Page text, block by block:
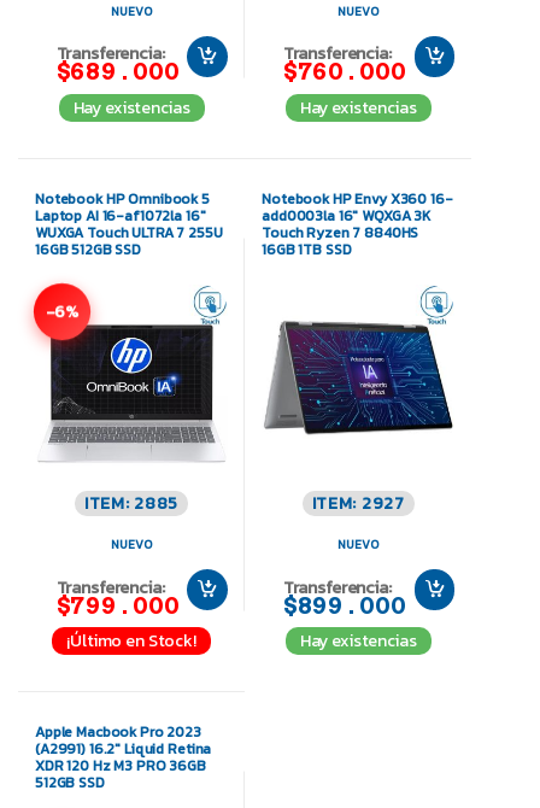
NUEVO
Transferencia:
$689.000
Hay existencias
NUEVO
Transferencia:
$760.000
Hay existencias
Notebook HP Omnibook 5
Laptop AI 16-af1072la 16″
WUXGA Touch ULTRA 7 255U
16GB 512GB SSD
-6%
ITEM: 2885
NUEVO
Transferencia:
$799.000
¡Último en Stock!
Notebook HP Envy X360 16-
add0003la 16″ WQXGA 3K
Touch Ryzen 7 8840HS
16GB 1TB SSD
ITEM: 2927
NUEVO
Transferencia:
$899.000
Hay existencias
Apple Macbook Pro 2023
(A2991) 16.2″ Liquid Retina
XDR 120 Hz M3 PRO 36GB
512GB SSD